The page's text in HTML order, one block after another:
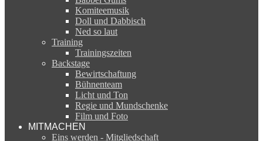
Komiteemusik
Doll und Dabbisch
Ned so laut
Training
Trainingszeiten
Backstage
Bewirtschaftung
Bühnenteam
Licht und Ton
Regie und Mundschenke
Film und Foto
MITMACHEN
Eins werden - Mitgliedschaft